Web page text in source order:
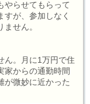
やらせてもらって
すが、参加しなく
せん。
ん。月に1万円で住
家からの通勤時間
が微妙に近かった